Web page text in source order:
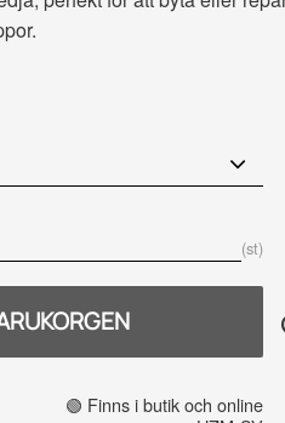
st
🟢 Finns i butik och online